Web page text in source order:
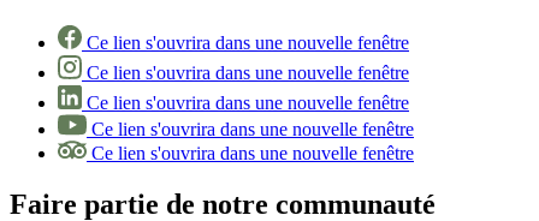
Ce lien s'ouvrira dans une nouvelle fenêtre
Ce lien s'ouvrira dans une nouvelle fenêtre
Ce lien s'ouvrira dans une nouvelle fenêtre
Ce lien s'ouvrira dans une nouvelle fenêtre
Ce lien s'ouvrira dans une nouvelle fenêtre
Faire partie de notre communauté